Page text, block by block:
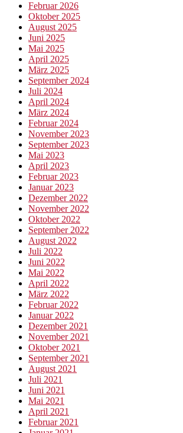
Februar 2026
Oktober 2025
August 2025
Juni 2025
Mai 2025
April 2025
März 2025
September 2024
Juli 2024
April 2024
März 2024
Februar 2024
November 2023
September 2023
Mai 2023
April 2023
Februar 2023
Januar 2023
Dezember 2022
November 2022
Oktober 2022
September 2022
August 2022
Juli 2022
Juni 2022
Mai 2022
April 2022
März 2022
Februar 2022
Januar 2022
Dezember 2021
November 2021
Oktober 2021
September 2021
August 2021
Juli 2021
Juni 2021
Mai 2021
April 2021
Februar 2021